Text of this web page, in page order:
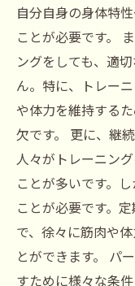
自分自身の身体特
ことが必要です。
ングをしても、適
ん。特に、トレー
や体力を維持する
欠です。 更に、継
人々がトレーニン
ことが多いです。
ことが必要です。
で、徐々に筋肉や
とができます。 パ
すために様々な条